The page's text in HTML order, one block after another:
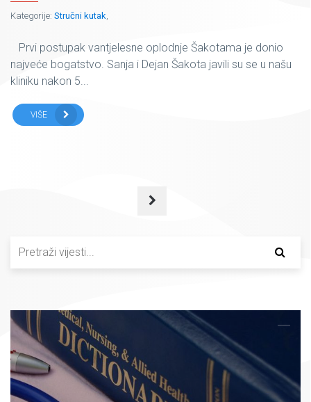
Kategorije: Stručni kutak,
Prvi postupak vantjelesne oplodnje Šakotama je donio
najveće bogatstvo. Sanja i Dejan Šakota javili su se u našu
kliniku nakon 5...
VIŠE